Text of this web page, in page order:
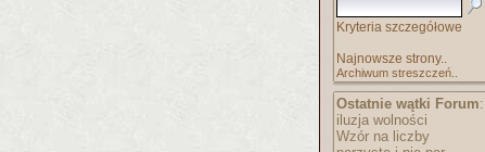
Kryteria szczegółowe
Najnowsze strony..
Archiwum streszczeń..
Ostatnie wątki Forum:
iluzja wolności
Wzór na liczby